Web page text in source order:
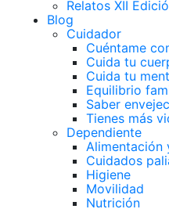
Relatos XII
Blog
Cuidador
Cuéntame
Cuida tu
Cuida tu
Equilibrio
Saber
Tienes más
Dependiente
Alimentación
Cuidados
Higiene
Movilidad
Nutrición